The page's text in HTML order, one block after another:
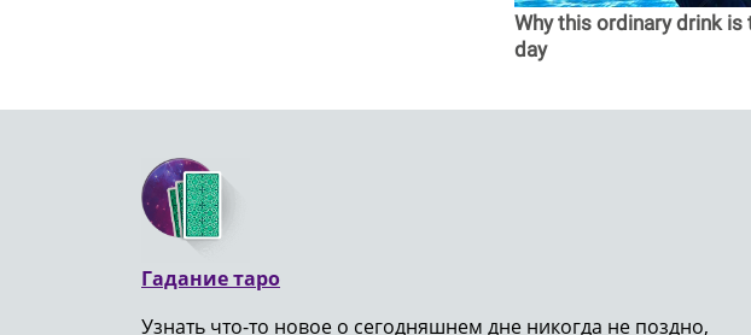
Why this ordinary drink
day
Гадание таро
Узнать что-то новое о сегодняшнем дне никогда не поздно,